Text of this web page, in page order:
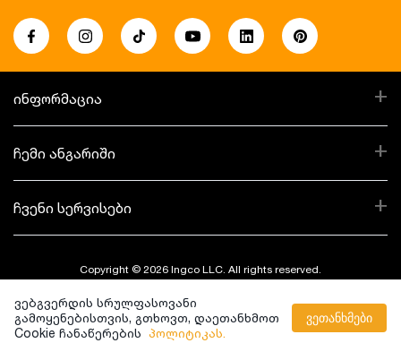
+
ინფორმაცია
+
ჩემი ანგარიში
+
ჩვენი სერვისები
Copyright © 2026 Ingco LLC. All rights reserved.
Created By:
ვებგვერდის სრულფასოვანი
გამოყენებისთვის, გთხოვთ, დაეთანხმოთ
Cookie ჩანაწერების პოლიტიკას.
ვეთანხმები